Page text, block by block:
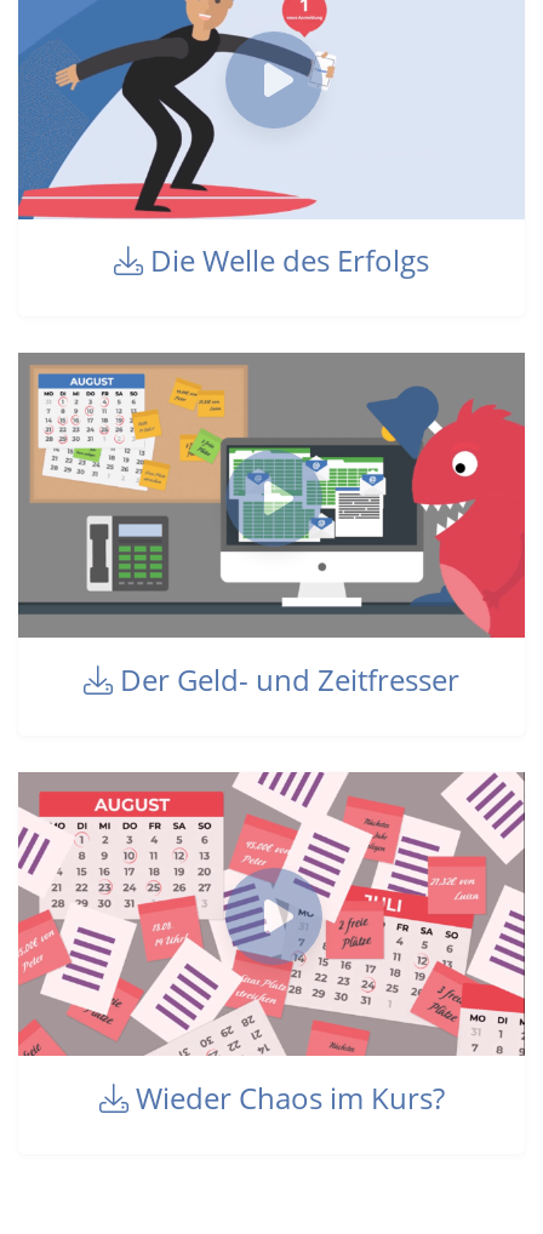
Die Welle des Erfolgs
Der Geld- und Zeitfresser
Wieder Chaos im Kurs?